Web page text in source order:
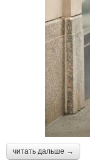
читать дальше →